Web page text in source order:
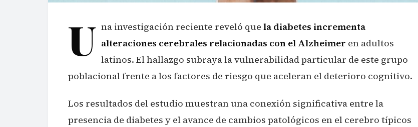
U na investigación reciente reveló que la diabetes incrementa
alteraciones cerebrales relacionadas con el Alzheimer en adultos
latinos. El hallazgo subraya la vulnerabilidad particular de este grupo
poblacional frente a los factores de riesgo que aceleran el deterioro cognitivo.
Los resultados del estudio muestran una conexión significativa entre la
presencia de diabetes y el avance de cambios patológicos en el cerebro típicos